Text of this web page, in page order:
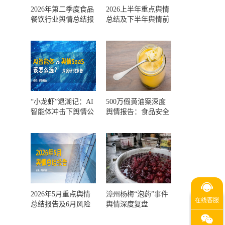
2026年第二季度食品
餐饮行业舆情总结报
测
2026上半年重点舆情
总结及下半年舆情前
“小龙虾”退潮记：AI
智能体冲击下舆情公
500万假黄油案深度
舆情报告：食品安全
一环？
2026年5月重点舆情
总结报告及6月风险
漳州杨梅“泡药”事件
舆情深度复盘